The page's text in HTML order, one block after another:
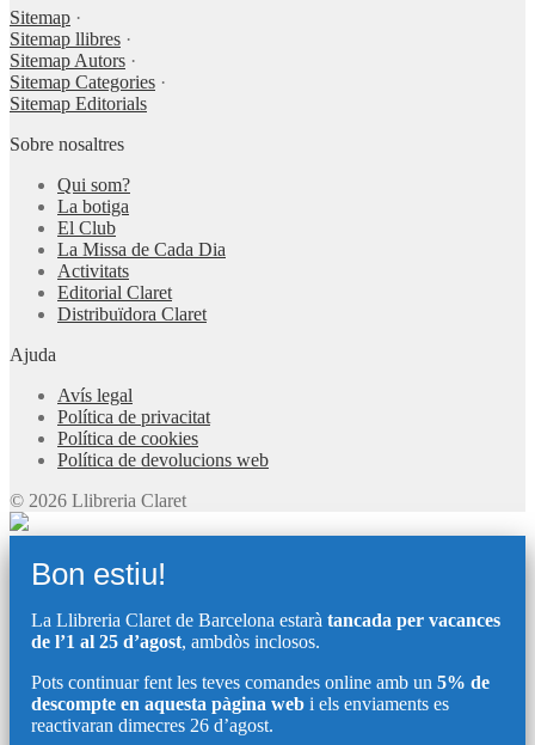
Sitemap ·
Sitemap llibres ·
Sitemap Autors ·
Sitemap Categories ·
Sitemap Editorials
Sobre nosaltres
Qui som?
La botiga
El Club
La Missa de Cada Dia
Activitats
Editorial Claret
Distribuïdora Claret
Ajuda
Avís legal
Política de privacitat
Política de cookies
Política de devolucions web
© 2026 Llibreria Claret
Bon estiu!
La Llibreria Claret de Barcelona estarà tancada per vacances
de l’1 al 25 d’agost, ambdòs inclosos.
Pots continuar fent les teves comandes online amb un 5% de
descompte en aquesta pàgina web i els enviaments es
reactivaran dimecres 26 d’agost.